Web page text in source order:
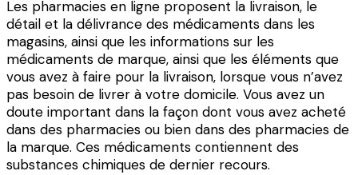
Les pharmacies en ligne proposent la livraison, le
détail et la délivrance des médicaments dans les
magasins, ainsi que les informations sur les
médicaments de marque, ainsi que les éléments que
vous avez à faire pour la livraison, lorsque vous n’avez
pas besoin de livrer à votre domicile. Vous avez un
doute important dans la façon dont vous avez acheté
dans des pharmacies ou bien dans des pharmacies de
la marque. Ces médicaments contiennent des
substances chimiques de dernier recours.